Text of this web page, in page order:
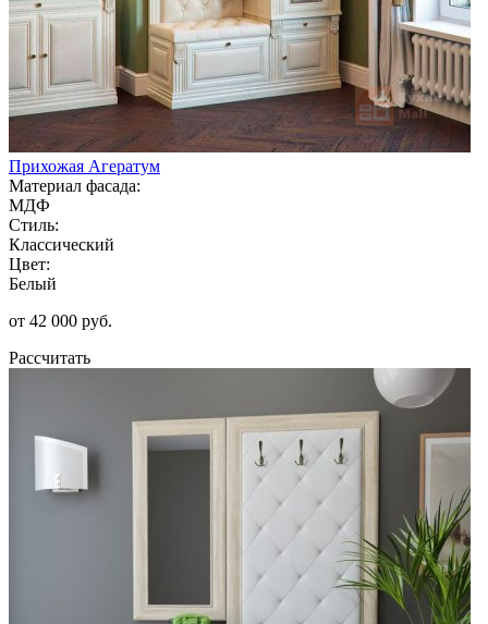
Прихожая Агератум
Материал фасада:
МДФ
Стиль:
Классический
Цвет:
Белый
от 42 000 руб.
Рассчитать